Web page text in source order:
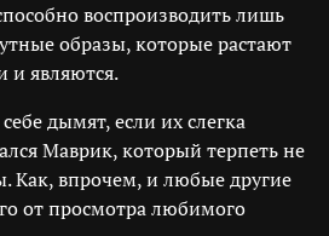
воспроизводить лишь
образы, которые растают
и являются.
дымят, если их слегка
Маврик, который терпеть не
Как, впрочем, и любые другие
от просмотра любимого